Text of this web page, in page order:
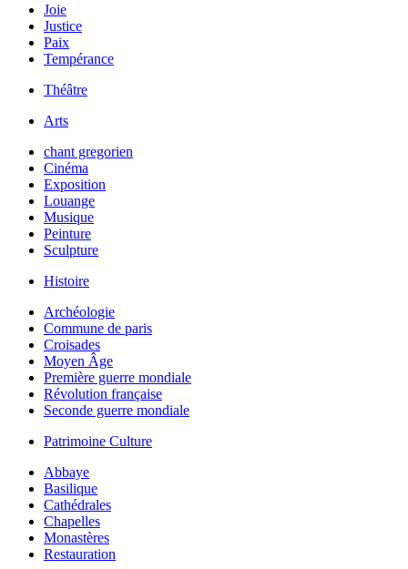
Joie
Justice
Paix
Tempérance
Théâtre
Arts
chant gregorien
Cinéma
Exposition
Louange
Musique
Peinture
Sculpture
Histoire
Archéologie
Commune de paris
Croisades
Moyen Âge
Première guerre mondiale
Révolution française
Seconde guerre mondiale
Patrimoine Culture
Abbaye
Basilique
Cathédrales
Chapelles
Monastères
Restauration